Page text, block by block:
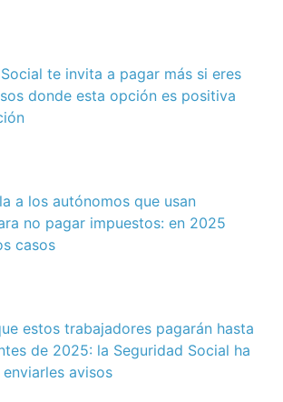
te invita a pagar más si eres
donde esta opción es positiva
a los autónomos que usan
no pagar impuestos: en 2025
casos
estos trabajadores pagarán hasta
de 2025: la Seguridad Social ha
avisos